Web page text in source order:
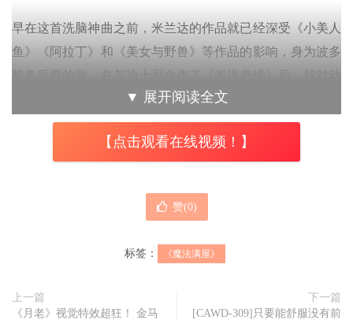
早在这首洗脑神曲之前，米兰达的作品就已经深受《小美人
鱼》《阿拉丁》和《美女与野兽》等作品的影响，身为波多
画师能赋予音乐美妙的影像相当激赏，并期望能有更进一步
的合作，我记得当时我对汤姆麦可道高（迪士尼音乐总监）
说，如果下次你们制作拉丁主题曲的动画音乐片，我就是你
▼ 展开阅读全文
【点击观看在线视频！】
赞(0)
标签： 《魔法满屋》
上一篇
《月老》视觉特效超狂！ 金马
下一篇
[CAWD-309]只要能舒服没有前